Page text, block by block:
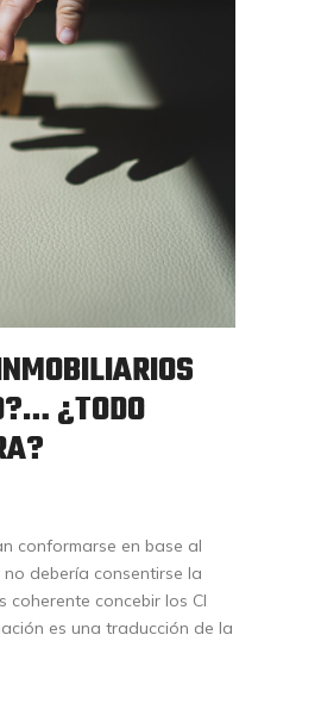
¿TODO
conformarse en base al
debería consentirse la
concebir los CI
es una traducción de la